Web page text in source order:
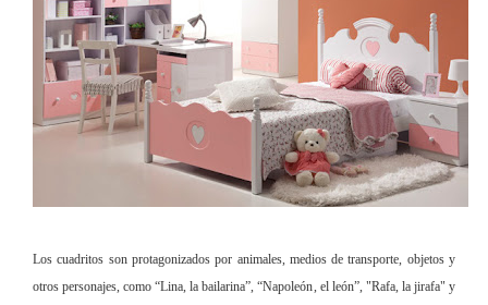
Los cuadritos son protagonizados por animales, medios de transporte, objetos y
otros personajes, como “Lina, la bailarina”, “Napoleón, el león”, "Rafa, la jirafa" y